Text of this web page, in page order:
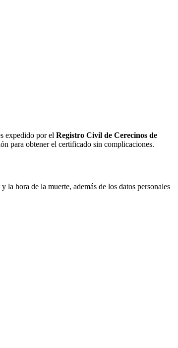
expedido por el Registro Civil de Cerecinos de
para obtener el certificado sin complicaciones.
hora de la muerte, además de los datos personales